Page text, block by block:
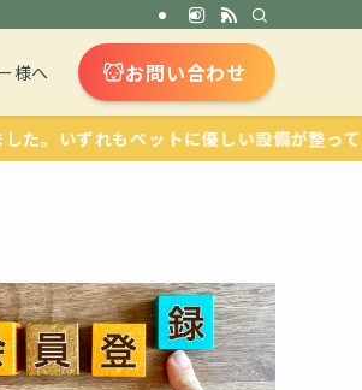
様へ お問い合わせ
れもペットに優しい設備が整っていま